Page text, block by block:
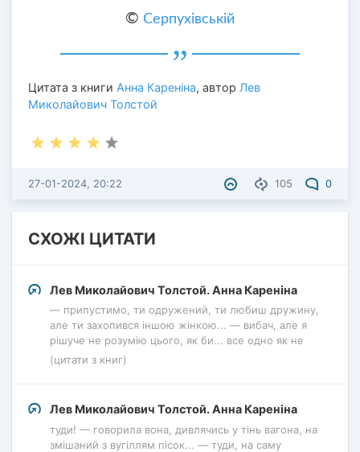
© Серпухівській
Цитата з книги Анна Кареніна, автор Лев
Миколайович Толстой
105 0
27-01-2024, 20:22
СХОЖІ ЦИТАТИ
Лев Миколайович Толстой. Анна Кареніна
— припустимо, ти одружений, ти любиш дружину,
але ти захопився іншою жінкою... — вибач, але я
рішуче не розумію цього, як би... все одно як не
(цитати з книг)
Лев Миколайович Толстой. Анна Кареніна
туди! — говорила вона, дивлячись у тінь вагона, на
змішаний з вугіллям пісок... — туди, на саму